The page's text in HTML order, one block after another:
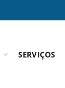
SERVIÇOS